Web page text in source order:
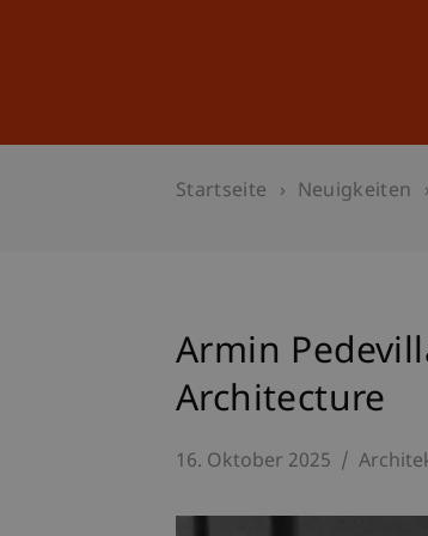
Startseite Neuigkeiten
Armin
Architecture
16. Oktober 2025